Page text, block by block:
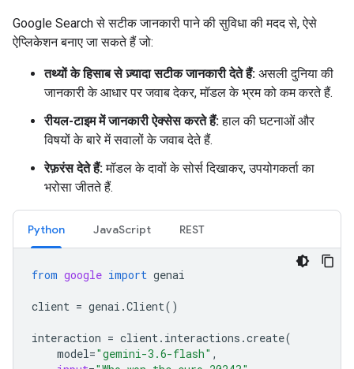
Google Search से सटीक जानकारी पाने की सुविधा की मदद से, ऐसे
ऐप्लिकेशन बनाए जा सकते हैं जो:
तथ्यों के हिसाब से ज़्यादा सटीक जानकारी देते हैं: असली दुनिया की
जानकारी के आधार पर जवाब देकर, मॉडल के भ्रम को कम करते हैं.
रीयल-टाइम में जानकारी ऐक्सेस करते हैं:हाल की घटनाओं और
विषयों के बारे में सवालों के जवाब देते हैं.
रेफ़रंस देते हैं:मॉडल के दावों के सोर्स दिखाकर, उपयोगकर्ता का
भरोसा जीतते हैं.
Python JavaScript REST
from google import genai
client = genai .Client()
interaction = client. interactions .create(
model="gemini-3.6-flash" ,